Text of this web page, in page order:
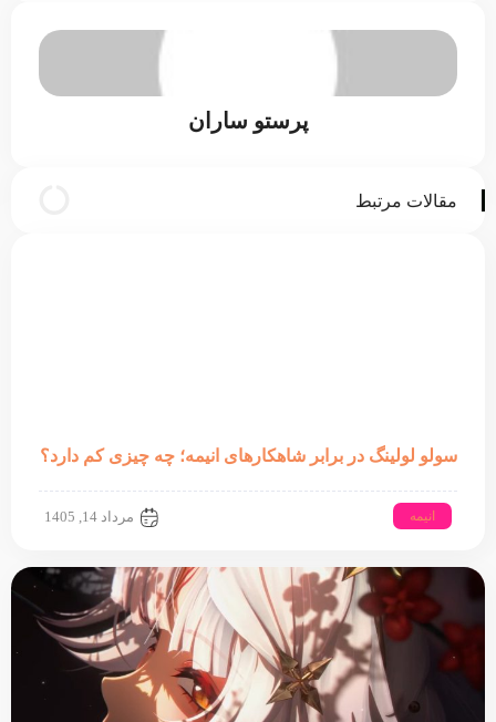
پرستو ساران
مقالات مرتبط
سولو لولینگ در برابر شاهکارهای انیمه؛ چه چیزی کم دارد؟
انیمه مرداد 14, 1405